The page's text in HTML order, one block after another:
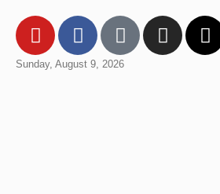
Sunday, August 9, 2026